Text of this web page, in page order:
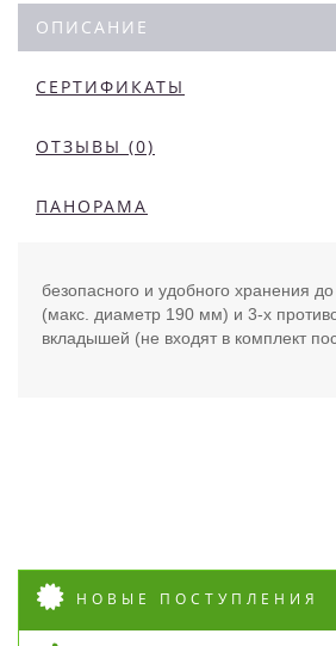
ОПИСАНИЕ
СЕРТИФИКАТЫ
ОТЗЫВЫ (0)
ПАНОРАМА
безопасного и удобного хранения
(макс. диаметр 190 мм) и 3-х
вкладышей (не входят в комплект
НОВЫЕ ПОСТУПЛЕНИЯ